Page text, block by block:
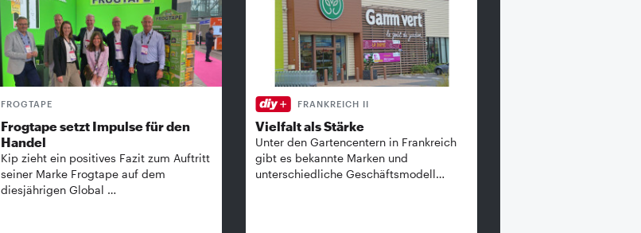
FROGTAPE
Frogtape setzt Impulse für den
Handel
Kip zieht ein positives Fazit zum Auftritt
seiner Marke Frogtape auf dem
diesjährigen Global …
FRANKREICH II
Vielfalt als Stärke
Unter den Gartencentern in Frankreich
gibt es bekannte ­Marken und
unterschiedliche Geschäftsmodell…